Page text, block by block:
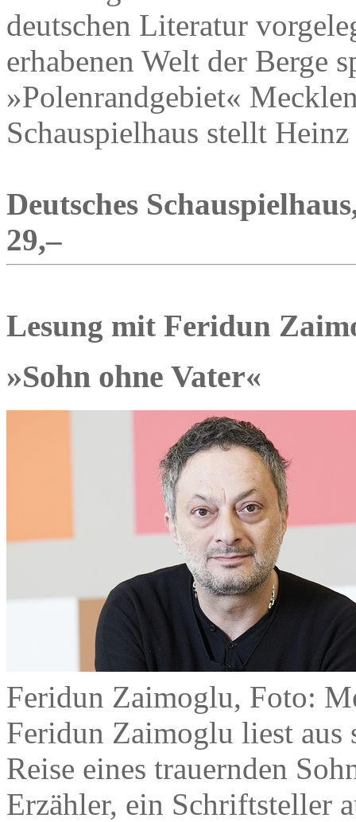
deutschen Literatur
erhabenen Welt der Berge
»Polenrandgebiet«
Schauspielhaus stellt
Deutsches
29,–
Lesung mit Feridun
»Sohn ohne Vater«
Feridun Zaimoglu, Foto:
Feridun Zaimoglu liest aus
Reise eines trauernden
Erzähler, ein Schriftsteller